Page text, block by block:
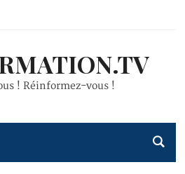
! Réinformez-vous !